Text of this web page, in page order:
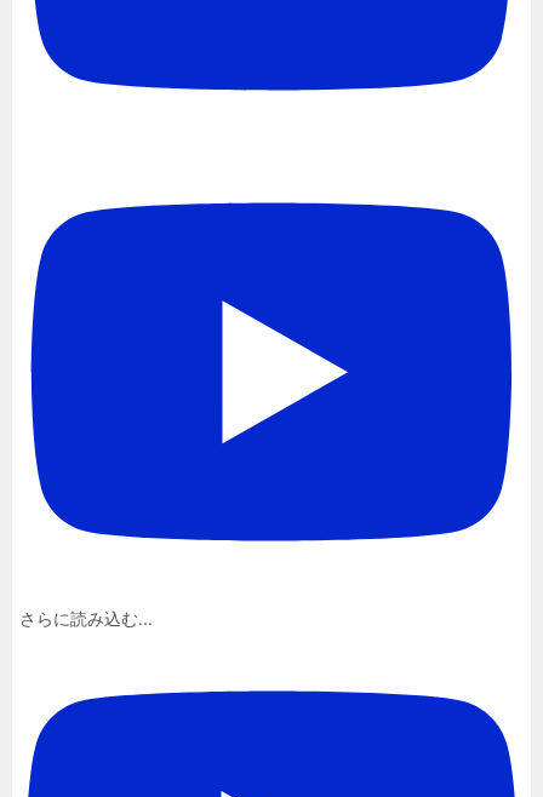
さらに読み込む...